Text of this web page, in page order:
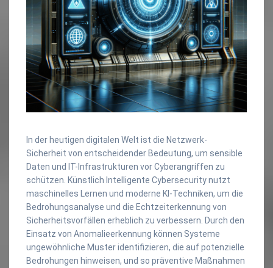
In der heutigen digitalen Welt ist die Netzwerk-
Sicherheit von entscheidender Bedeutung, um sensible
Daten und IT-Infrastrukturen vor Cyberangriffen zu
schützen. Künstlich Intelligente Cybersecurity nutzt
maschinelles Lernen und moderne KI-Techniken, um die
Bedrohungsanalyse und die Echtzeiterkennung von
Sicherheitsvorfällen erheblich zu verbessern. Durch den
Einsatz von Anomalieerkennung können Systeme
ungewöhnliche Muster identifizieren, die auf potenzielle
Bedrohungen hinweisen, und so präventive Maßnahmen